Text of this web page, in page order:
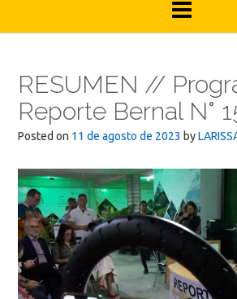
RESUMEN //
Reporte Bernal N°
Posted on 11 de agosto de 2023 by